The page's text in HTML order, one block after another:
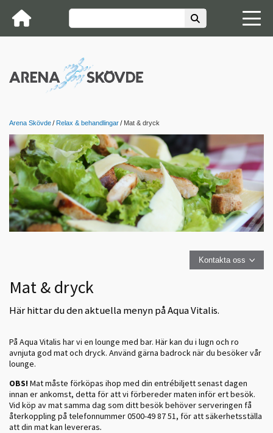
Arena Skövde Relax & behandlingar Mat & dryck
Kontakta oss
Mat & dryck
Här hittar du den aktuella menyn på Aqua Vitalis.
På Aqua Vitalis har vi en lounge med bar. Här kan du i lugn och ro
avnjuta god mat och dryck. Använd gärna badrock när du besöker vår
lounge.
OBS! Mat måste förköpas ihop med din entrébiljett senast dagen
innan er ankomst, detta för att vi förbereder maten inför ert besök.
Vid köp av mat samma dag som ditt besök behöver serveringen få
återkoppling på telefonnummer 0500-49 87 51, för att säkerhetsställa
att din mat kan levereras.